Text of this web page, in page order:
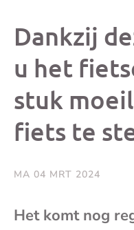
Dankzij
u het
stuk
fiets te
MA 04 MRT 2024
Het komt nog